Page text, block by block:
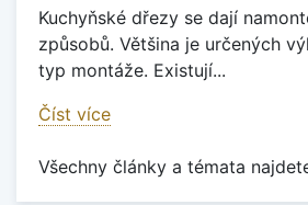
Kuchyňské dřezy se dají
způsobů. Většina je určených
typ montáže. Existují...
Číst více
Všechny články a témata